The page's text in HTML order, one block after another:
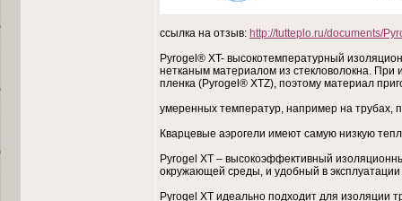
ссылка на отзыв: http://tutteplo.ru/documents/
Pyrogel® XT- высокотемпературный
нетканым материалом из стекловолокна. При
пленка (Pyrogel® XTZ), поэтому материал
умеренных температур, например на трубах,
Кварцевые аэрогели имеют самую низкую
Pyrogel XT – высокоэффективный
окружающей среды, и удобный в
Pyrogel XT идеально подходит для изоляции